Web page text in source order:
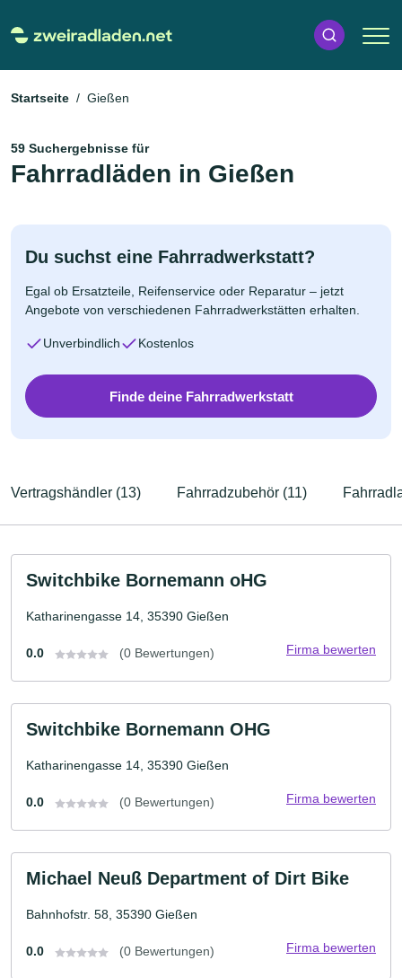
Startseite Gießen
59 Suchergebnisse für
Fahrradläden in Gießen
Du suchst eine Fahrradwerkstatt?
Egal ob Ersatzteile, Reifenservice oder Reparatur – jetzt
Angebote von verschiedenen Fahrradwerkstätten erhalten.
Unverbindlich Kostenlos
Finde deine Fahrradwerkstatt
Vertragshändler (13) Fahrradzubehör (11)
Switchbike Bornemann oHG
Katharinengasse 14, 35390 Gießen
0.0 (0 Bewertungen) Firma bewerten
Switchbike Bornemann OHG
Katharinengasse 14, 35390 Gießen
0.0 (0 Bewertungen) Firma bewerten
Michael Neuß Department of Dirt Bike
Bahnhofstr. 58, 35390 Gießen
0.0 (0 Bewertungen) Firma bewerten